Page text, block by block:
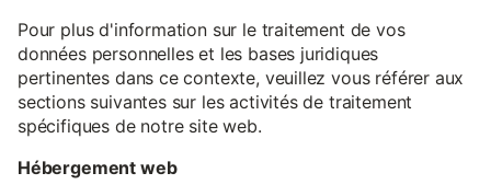
Pour plus d'information sur le traitement de vos
données personnelles et les bases juridiques
pertinentes dans ce contexte, veuillez vous référer aux
sections suivantes sur les activités de traitement
spécifiques de notre site web.
Hébergement web